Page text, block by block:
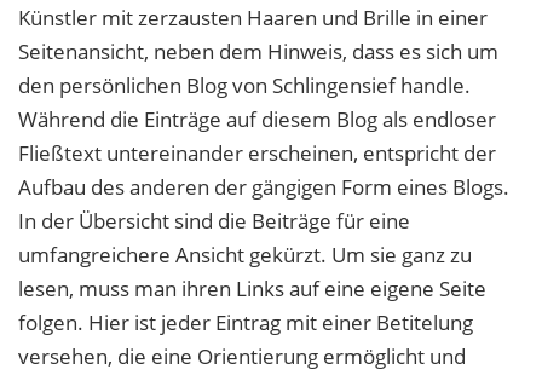
Künstler mit zerzausten Haaren und Brille in einer
Seitenansicht, neben dem Hinweis, dass es sich um
den persönlichen Blog von Schlingensief handle.
Während die Einträge auf diesem Blog als endloser
Fließtext untereinander erscheinen, entspricht der
Aufbau des anderen der gängigen Form eines Blogs.
In der Übersicht sind die Beiträge für eine
umfangreichere Ansicht gekürzt. Um sie ganz zu
lesen, muss man ihren Links auf eine eigene Seite
folgen. Hier ist jeder Eintrag mit einer Betitelung
versehen, die eine Orientierung ermöglicht und